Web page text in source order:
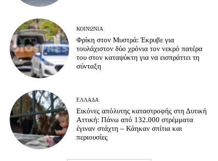
ΚΟΙΝΩΝΊΑ
Φρίκη στον Μυστρά: Έκρυβε για
τουλάχιστον δύο χρόνια τον νεκρό πατέρα
του στον καταψύκτη για να εισπράττει τη
σύνταξη
ΕΛΛΆΔΑ
Εικόνες απόλυτης καταστροφής στη Δυτική
Αττική: Πάνω από 132.000 στρέμματα
έγιναν στάχτη – Κάηκαν σπίτια και
περιουσίες